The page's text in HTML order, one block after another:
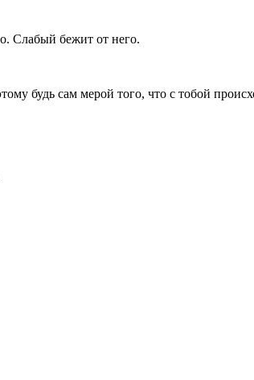
Слабый бежит от него.
будь сам мерой того, что с тобой